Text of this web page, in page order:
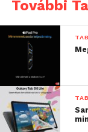
csatlakoztatva
élvezhetjük
felbontásban.
A WayteQ
ajánlott
A táblagép 3G-
elérhető, 8 GB
További